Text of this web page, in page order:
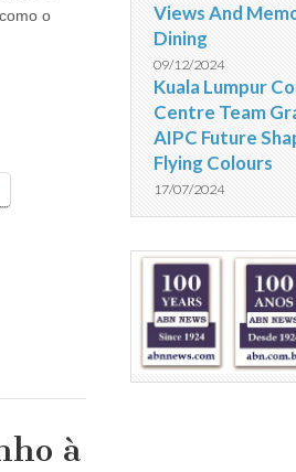
o
à
Views And
Dining
09/12/2024
Kuala Lumpur
Centre Team
AIPC Future
Flying Colours
17/07/2024